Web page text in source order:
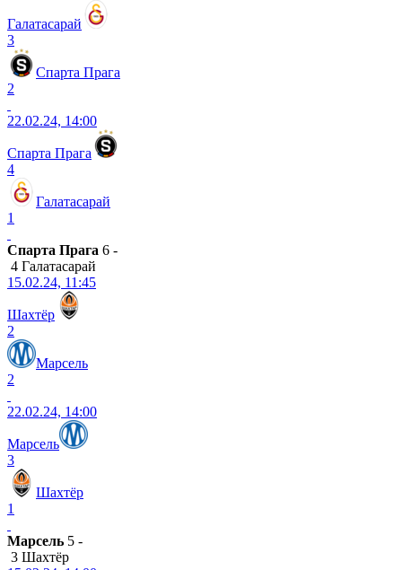
Галатасарай
3
Спарта Прага
2
22.02.24, 14:00
Спарта Прага
4
Галатасарай
1
Спарта Прага 6 -
4 Галатасарай
15.02.24, 11:45
Шахтёр
2
Марсель
2
22.02.24, 14:00
Марсель
3
Шахтёр
1
Марсель 5 -
3 Шахтёр